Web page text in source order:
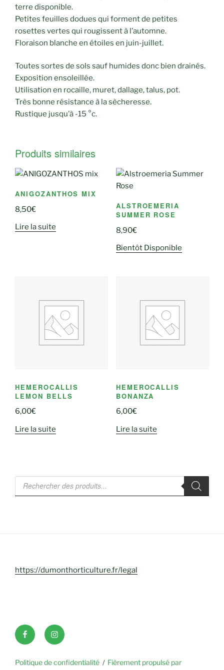
terre disponible.
Petites feuilles dodues qui forment de petites
rosettes vertes qui rougissent à l’automne.
Floraison blanche en étoiles en juin-juillet.
Toutes sortes de sols sauf humides donc bien drainés.
Exposition ensoleillée.
Utilisation en rocaille, muret, dallage, talus, pot.
Très bonne résistance à la sècheresse.
Rustique jusqu’à -15 °c.
Produits similaires
ANIGOZANTHOS MIX
8,50€
Lire la suite
ALSTROEMERIA
SUMMER ROSE
8,90€
Bientôt Disponible
HEMEROCALLIS
LEMON BELLS
6,00€
Lire la suite
HEMEROCALLIS
BONANZA
6,00€
Lire la suite
Recherche
produits
https://dumonthorticulture.fr/legal
FacebookINSTAGRAM
Politique de confidentialité
Fièrement propulsé par